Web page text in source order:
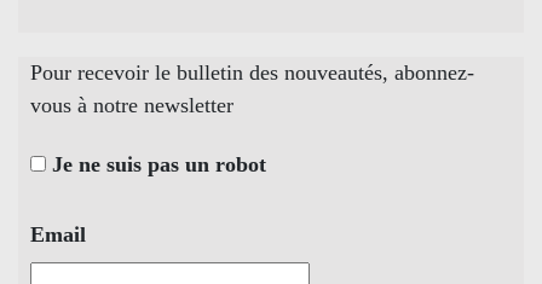
Pour recevoir le bulletin des nouveautés, abonnez-
vous à notre newsletter
Je ne suis pas un robot
Email